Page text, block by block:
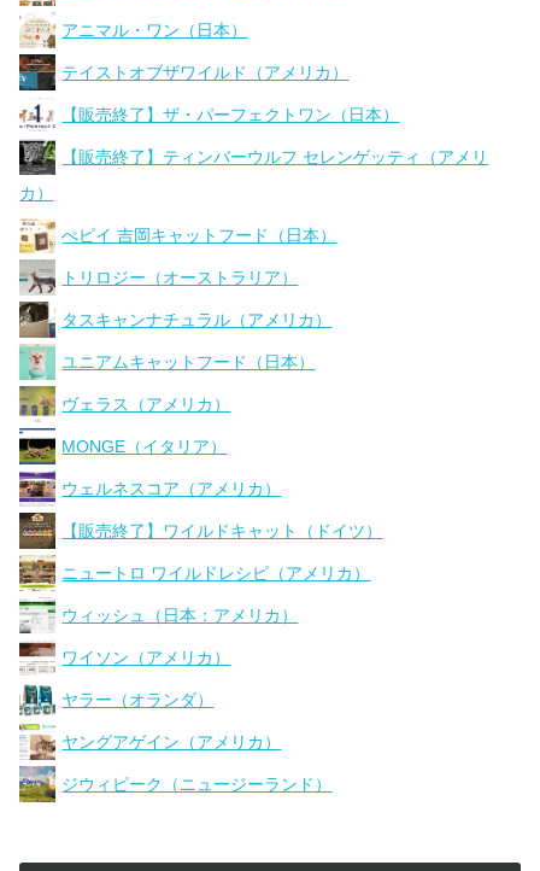
アニマル・ワン（日本）
テイストオブザワイルド（アメリカ）
【販売終了】ザ・パーフェクトワン（日本）
【販売終了】ティンバーウルフ セレンゲッティ（アメリ
カ）
ぺピイ 吉岡キャットフード（日本）
トリロジー（オーストラリア）
タスキャンナチュラル（アメリカ）
ユニアムキャットフード（日本）
ヴェラス（アメリカ）
MONGE（イタリア）
ウェルネスコア（アメリカ）
【販売終了】ワイルドキャット（ドイツ）
ニュートロ ワイルドレシピ（アメリカ）
ウィッシュ（日本：アメリカ）
ワイソン（アメリカ）
ヤラー（オランダ）
ヤングアゲイン（アメリカ）
ジウィピーク（ニュージーランド）